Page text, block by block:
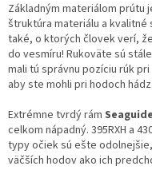
Základným materiálom prútu
štruktúra materiálu a
také, o ktorých človek verí,
do vesmíru! Rukoväte sú
mali tú správnu pozíciu rúk
aby ste mohli pri hodoch
Extrémne tvrdý rám
celkom nápadný. 395RXH a
typy očiek sú ešte
väčších hodov ako ich